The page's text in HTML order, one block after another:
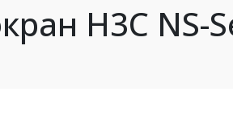
H3C NS-